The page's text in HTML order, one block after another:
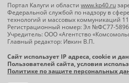
Портал Калуги и области www.kp40.ru
Федеральной службой по надзору в
технологий и массовых коммуникаций 11
Регистрационный номер: Эл №ФС77-
Учредитель: ООО «Агентство
Главный редактор: Ивкин В.П.
Сайт использует IP адреса, cookie и
Пользователей сайта, условия
Политике по защите персональных